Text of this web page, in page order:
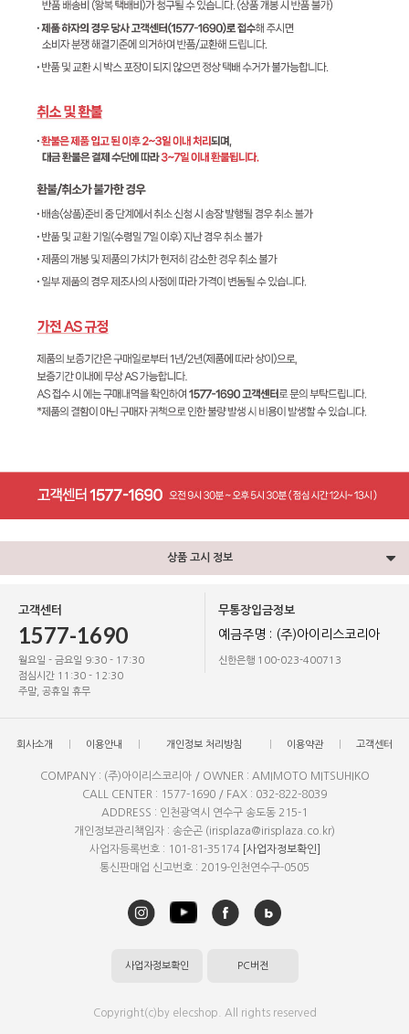
상품 고시 정보
고객센터
1577-1690
월요일 - 금요일 9:30 - 17:30
점심시간 11:30 - 12:30
주말, 공휴일 휴무
무통장입금정보
예금주명 : (주)아이리스코리아
신한은행 100-023-400713
회사소개 이용안내 개인정보 처리방침 이용약관 고객센터
COMPANY : (주)아이리스코리아 / OWNER : AMIMOTO MITSUHIKO
CALL CENTER : 1577-1690 / FAX : 032-822-8039
ADDRESS : 인천광역시 연수구 송도동 215-1
개인정보관리책임자 : 송순곤 (irisplaza@irisplaza.co.kr)
사업자등록번호 : 101-81-35174 [사업자정보확인]
통신판매업 신고번호 : 2019-인천연수구-0505
사업자정보확인 PC버전
Copyright(c)by elecshop. All rights reserved